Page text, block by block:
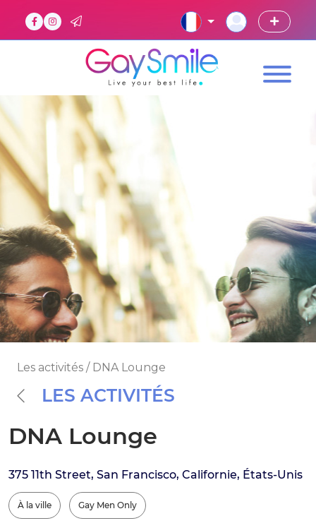
Les activités / DNA Lounge
LES ACTIVITÉS
DNA Lounge
375 11th Street, San Francisco, Californie, États-Unis
À la ville Gay Men Only